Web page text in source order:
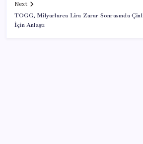
Next
TOGG, Milyarlarca Lira Zarar Sonrasında
İçin Anlaştı